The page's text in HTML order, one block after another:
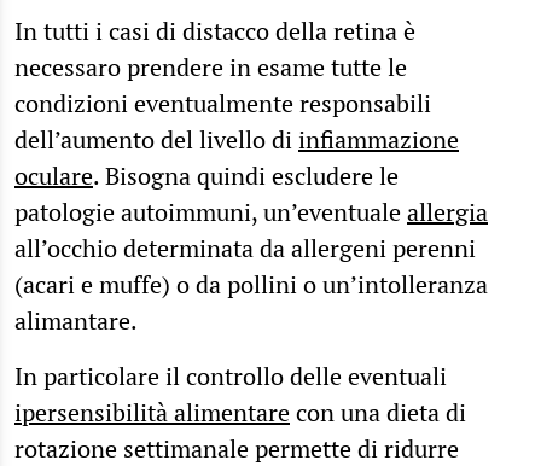
In tutti i casi di distacco della retina è
necessaro prendere in esame tutte le
condizioni eventualmente responsabili
dell’aumento del livello diinfiammazione
oculare. Bisogna quindi escludere le
patologie autoimmuni, un’eventualeallergia
all’occhio determinata da allergeni perenni
(acari e muffe) o da pollini o un’intolleranza
alimantare.
In particolare il controllo delle eventuali
ipersensibilità alimentarecon una dieta di
rotazione settimanale permette di ridurre